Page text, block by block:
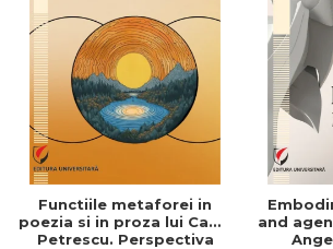
Functiile metaforei in
poezia si in proza lui Camil
Petrescu. Perspectiva
and